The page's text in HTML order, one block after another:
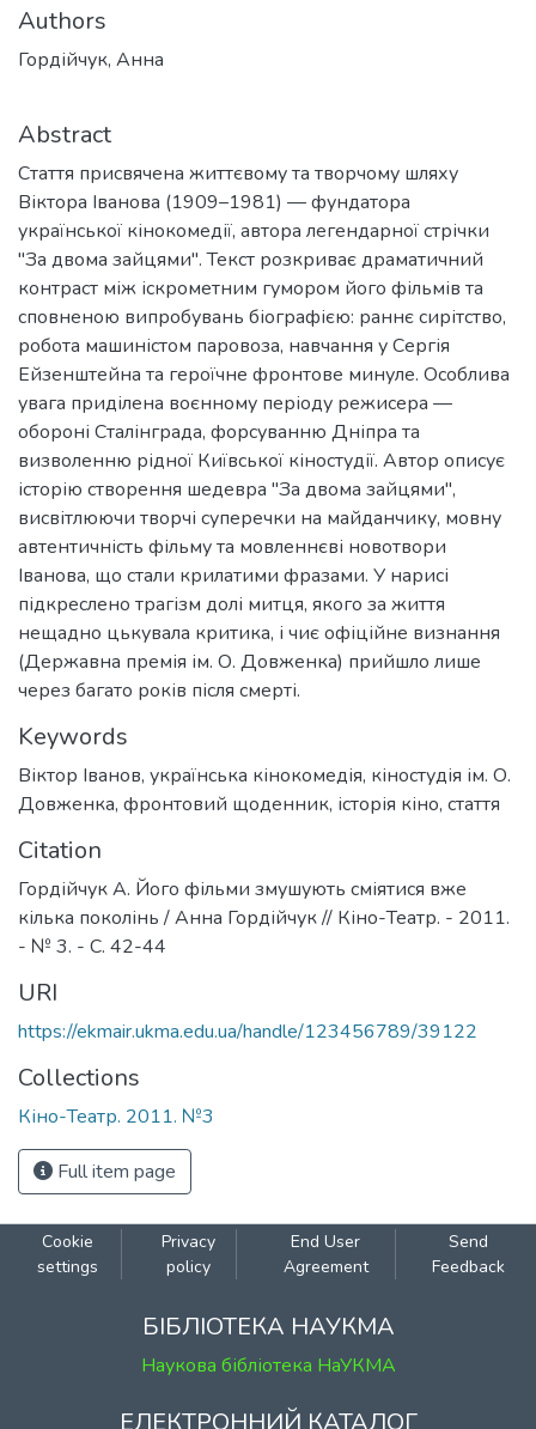
Authors
Гордійчук, Анна
Abstract
Стаття присвячена життєвому та творчому шляху
Віктора Іванова (1909–1981) — фундатора
української кінокомедії, автора легендарної стрічки
"За двома зайцями". Текст розкриває драматичний
контраст між іскрометним гумором його фільмів та
сповненою випробувань біографією: раннє сирітство,
робота машиністом паровоза, навчання у Сергія
Ейзенштейна та героїчне фронтове минуле. Особлива
увага приділена воєнному періоду режисера —
обороні Сталінграда, форсуванню Дніпра та
визволенню рідної Київської кіностудії. Автор описує
історію створення шедевра "За двома зайцями",
висвітлюючи творчі суперечки на майданчику, мовну
автентичність фільму та мовленнєві новотвори
Іванова, що стали крилатими фразами. У нарисі
підкреслено трагізм долі митця, якого за життя
нещадно цькувала критика, і чиє офіційне визнання
(Державна премія ім. О. Довженка) прийшло лише
через багато років після смерті.
Keywords
Віктор Іванов, українська кінокомедія, кіностудія ім. О.
Довженка, фронтовий щоденник, історія кіно, стаття
Citation
Гордійчук А. Його фільми змушують сміятися вже
кілька поколінь / Анна Гордійчук // Кіно-Театр. - 2011.
- № 3. - С. 42-44
URI
https://ekmair.ukma.edu.ua/handle/123456789/39122
Collections
Кіно-Театр. 2011. №3
Full item page
Cookie
settings
Privacy
policy
End User
Agreement
Send
Feedback
БІБЛІОТЕКА НАУКМА
Наукова бібліотека НаУКМА
ЕЛЕКТРОННИЙ КАТАЛОГ